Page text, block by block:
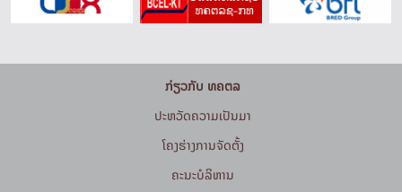
ກ່ຽວກັບ ທຄຕລ
ປະຫວັດຄວາມເປັນມາ
ໂຄງຮ່າງການຈັດຕັ້ງ
ຄະນະບໍລິຫານ